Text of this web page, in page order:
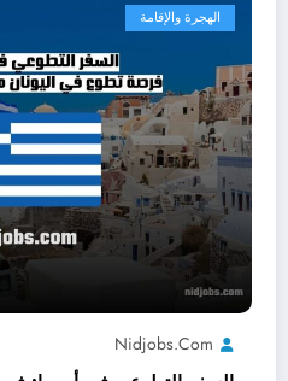
الهجرة والإقامة
Nidjobs.com